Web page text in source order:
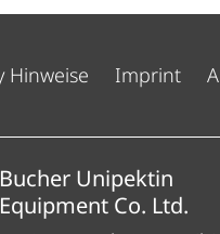
Hinweise Imprint
Bucher Unipektin
Equipment Co. Ltd.